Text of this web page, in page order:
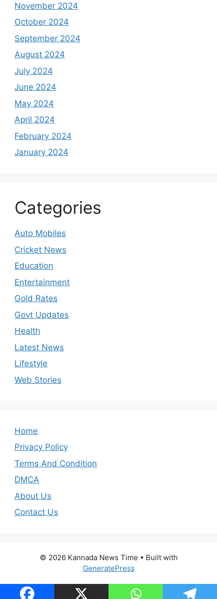
November 2024
October 2024
September 2024
August 2024
July 2024
June 2024
May 2024
April 2024
February 2024
January 2024
Categories
Auto Mobiles
Cricket News
Education
Entertainment
Gold Rates
Govt Updates
Health
Latest News
Lifestyle
Web Stories
Home
Privacy Policy
Terms And Condition
DMCA
About Us
Contact Us
© 2026 Kannada News Time • Built with
GeneratePress